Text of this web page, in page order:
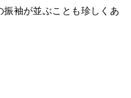
袖が並ぶことも珍しくあ